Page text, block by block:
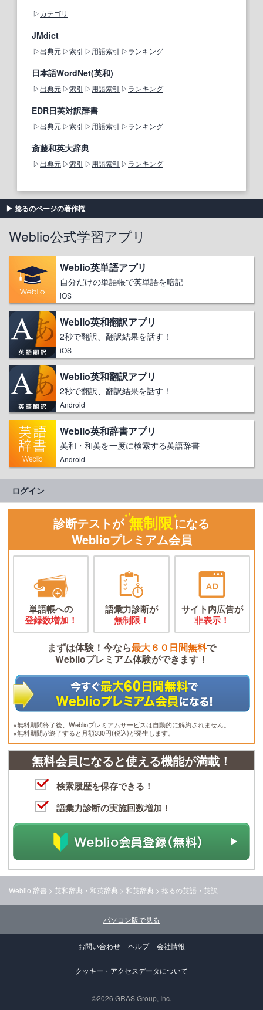
カテゴリ
JMdict
出典元 索引 用語索引 ランキング
日本語WordNet(英和)
出典元 索引 用語索引 ランキング
EDR日英対訳辞書
出典元 索引 用語索引 ランキング
斎藤和英大辞典
出典元 索引 用語索引 ランキング
捻るのページの著作権
Weblio公式学習アプリ
Weblio英単語アプリ
自分だけの単語帳で英単語を暗記
iOS
Weblio英和翻訳アプリ
2秒で翻訳、翻訳結果を話す！
iOS
Weblio英和翻訳アプリ
2秒で翻訳、翻訳結果を話す！
Android
Weblio英和辞書アプリ
英和・和英を一度に検索する英語辞書
Android
ログイン
診断テストが 無制限になる
Weblioプレミアム会員
単語帳への
登録数増加！
語彙力診断が
無制限！
サイト内広告が
非表示！
まずは体験！今なら最大６０日間無料で
Weblioプレミアム体験ができます！
※無料期間終了後、Weblioプレミアムサービスは自動的に解約されません。
※無料期間が終了すると月額330円(税込)が発生します。
無料会員になると使える機能が満載！
検索履歴を保存できる！
語彙力診断の実施回数増加！
Weblio 辞書 > 英和辞典・和英辞典 > 和英辞典 > 捻るの英語・英訳
パソコン版で見る
お問い合わせ ヘルプ 会社情報
クッキー・アクセスデータについて
©2026 GRAS Group, Inc.